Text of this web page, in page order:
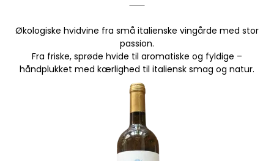
Økologiske hvidvine fra små italienske vingårde med stor
passion.
Fra friske, sprøde hvide til aromatiske og fyldige –
håndplukket med kærlighed til italiensk smag og natur.